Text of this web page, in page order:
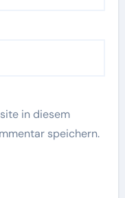
in diesem
speichern.